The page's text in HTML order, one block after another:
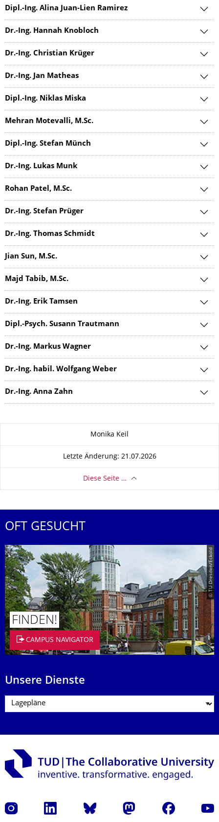
Dipl.-Ing. Alina Juan-Lien Ramirez
Dr.-Ing. Hannah Knobloch
Dr.-Ing. Christian Krüger
Dr.-Ing. Jan Matheas
Dipl.-Ing. Niklas Miska
Mehran Motevalli, M.Sc.
Dipl.-Ing. Stefan Münch
Dr.-Ing. Lukas Munk
Rohan Patel, M.Sc.
Dr.-Ing. Stefan Prüger
Dr.-Ing. Thomas Schmidt
Jian Sun, M.Sc.
Majd Tabib, M.Sc.
Dr.-Ing. Erik Tamsen
Dipl.-Psych. Susann Trautmann
Dr.-Ing. Markus Wagner
Dr.-Ing. habil. Wolfgang Weber
Dr.-Ing. Anna Zahn
Monika Keil
Letzte Änderung: 21.07.2026
Diese Seite …
OFT GESUCHT
© TU Dresden/Eckold
FINDEN!
CAMPUS NAVIGATOR
Unsere Dienste
Instagram LinkedIn Bluesky Mastodon Facebook